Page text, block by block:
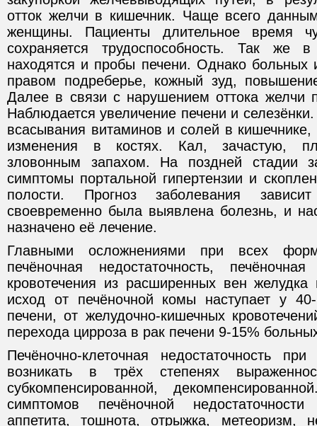
отток желчи в кишечник. Чаще всего
женщины. Пациенты длительное время
сохраняется трудоспособность. Так же
находятся и пробы печени. Однако больных
правом подреберье, кожный зуд,
Далее в связи с нарушением оттока желчи
Наблюдается увеличение печени и
всасывания витаминов и солей в кишечнике,
изменения в костях. Кал, зачастую,
зловонным запахом. На поздней стадии
симптомы портальной гипертензии и
полости. Прогноз заболевания
своевременно была выявлена болезнь, и
назначено её лечение.
Главными осложнениями при всех
печёночная недостаточность,
кровотечения из расширенных вен
исход от печёночной комы наступает у
печени, от желудочно-кишечных
перехода цирроза в рак печени 9-15%
Печёночно-клеточная недостаточность
возникать в трёх степенях
субкомпенсированной,
симптомов печёночной
аппетита, тошнота, отрыжка, метеоризм,